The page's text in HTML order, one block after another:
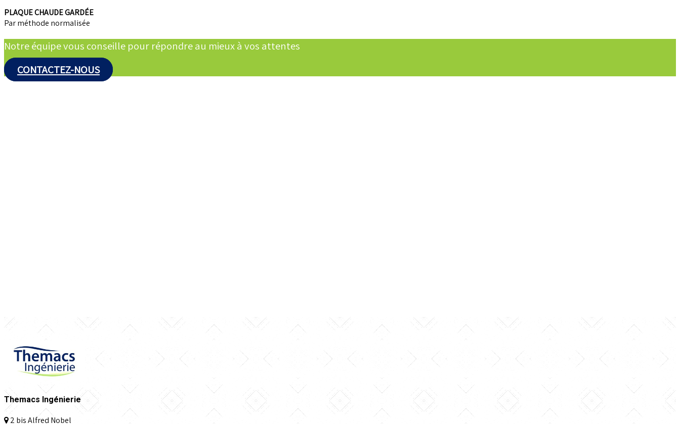
PLAQUE CHAUDE GARDÉE
Par méthode normalisée
Notre équipe vous conseille pour répondre au mieux à vos attentes
CONTACTEZ-NOUS
Themacs Ingénierie
2 bis Alfred Nobel